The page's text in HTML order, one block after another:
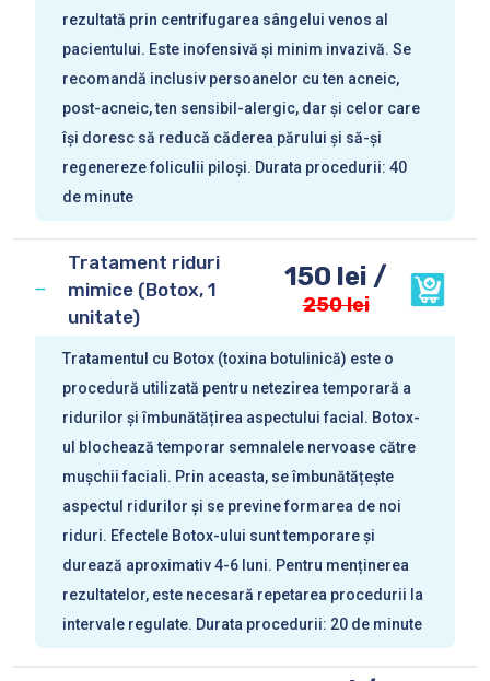
rezultată prin centrifugarea sângelui venos al
pacientului. Este inofensivă și minim invazivă. Se
recomandă inclusiv persoanelor cu ten acneic,
post-acneic, ten sensibil-alergic, dar și celor care
își doresc să reducă căderea părului și să-și
regenereze foliculii piloși. Durata procedurii: 40
de minute
Tratament riduri
mimice (Botox, 1
unitate)
150 lei /
250 lei
Tratamentul cu Botox (toxina botulinică) este o
procedură utilizată pentru netezirea temporară a
ridurilor și îmbunătățirea aspectului facial. Botox-
ul blochează temporar semnalele nervoase către
mușchii faciali. Prin aceasta, se îmbunătățește
aspectul ridurilor și se previne formarea de noi
riduri. Efectele Botox-ului sunt temporare și
durează aproximativ 4-6 luni. Pentru menținerea
rezultatelor, este necesară repetarea procedurii la
intervale regulate. Durata procedurii: 20 de minute